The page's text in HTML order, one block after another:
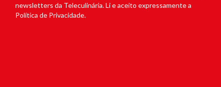
newsletters da Teleculinária. Li e aceito expressamente a
Política de Privacidade.